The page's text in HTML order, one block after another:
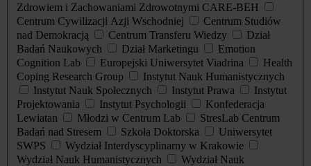
Zdrowiem i Zachowaniami Zdrowotnymi CARE-BEH
Centrum Cywilizacji Azji Wschodniej
Centrum Studiów
nad Demokracją
Centrum Transferu Wiedzy
Dział
Badań Naukowych
Dział Marketingu
Emotion
Cognition Lab
Europejski Uniwersytet Viadrina
Health
Coping Research Group
Instytut Nauk Humanistycznych
Instytut Nauk Społecznych
Instytut Prawa
Instytut
Projektowania
Instytut Psychologii
Konfederacja
Lewiatan
Młodzi w Centrum Lab
StresLab Centrum
Badań nad Stresem
Szkoła Doktorska
Uniwersytet
SWPS
Wydział Interdyscyplinarny w Krakowie
Wydział Nauk Humanistycznych
Wydział Nauk